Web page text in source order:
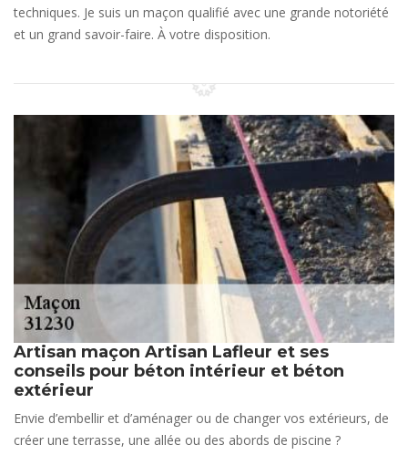
techniques. Je suis un maçon qualifié avec une grande notoriété
et un grand savoir-faire. À votre disposition.
Artisan maçon Artisan Lafleur et ses
conseils pour béton intérieur et béton
extérieur
Envie d’embellir et d’aménager ou de changer vos extérieurs, de
créer une terrasse, une allée ou des abords de piscine ?